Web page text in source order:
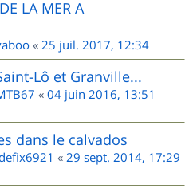
LA MER A
« 25 juil. 2017, 12:34
Lô et Granville...
« 04 juin 2016, 13:51
dans le calvados
« 29 sept. 2014, 17:29